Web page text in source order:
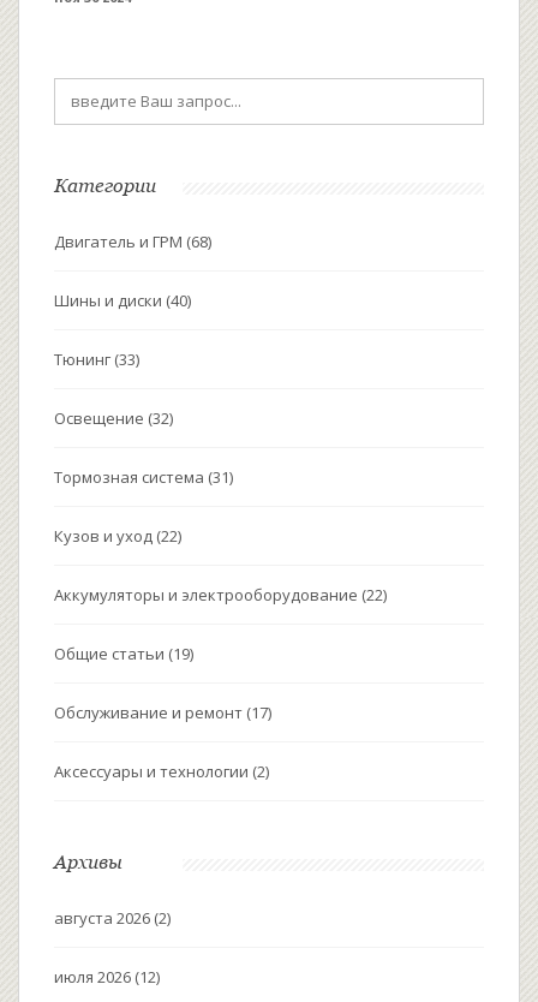
определить подходящий тип и объём
аккумуляторных батареях и на что обращать
внимание при покупке.
Категории
Двигатель и ГРМ (68)
Шины и диски (40)
Тюнинг (33)
Освещение (32)
Тормозная система (31)
Кузов и уход (22)
Аккумуляторы и электрооборудование (22)
Общие статьи (19)
Обслуживание и ремонт (17)
Аксессуары и технологии (2)
Архивы
августа 2026 (2)
июля 2026 (12)